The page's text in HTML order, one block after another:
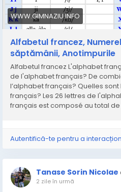
WWW.GIMNAZIU.INFO
Alfabetul francez,
săptămânii, Anotimpurile
Alfabetul francez L'alphabet
de l'alphabet français? De
l’alphabet français? Quelles
français? Les 26 lettres de
français est composé au total de
Autentifică-te pentru a
Tanase Sorin Nicolae
2 zile în urmă